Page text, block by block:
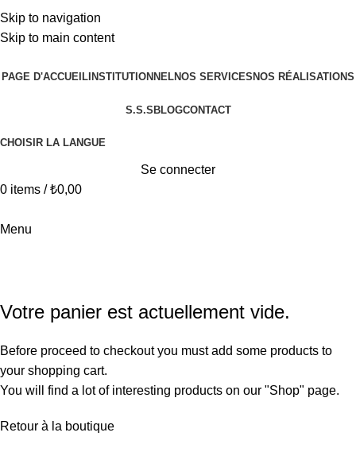
Skip to navigation
Skip to main content
+90 546 902 59 98 | bilgi@vistaakademi.com
+90 546 902 59 98 | bilgi@vistaakademi.com
PAGE D'ACCUEILINSTITUTIONNELNOS SERVICESNOS RÉALISATIONS
S.S.SBLOGCONTACT
CHOISIR LA LANGUE
Se connecter
0 items / ₺0,00
Menu
Votre panier est actuellement vide.
Before proceed to checkout you must add some products to
your shopping cart.
You will find a lot of interesting products on our "Shop" page.
Retour à la boutique